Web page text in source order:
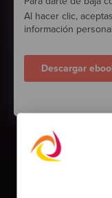
Al hacer clic,
información